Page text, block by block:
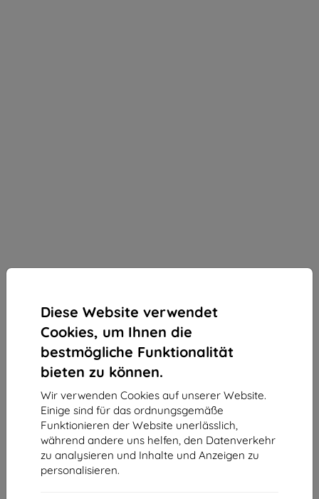
Diese Website verwendet
Cookies, um Ihnen die
bestmögliche Funktionalität
bieten zu können.
Wir verwenden Cookies auf unserer Website.
Einige sind für das ordnungsgemäße
Funktionieren der Website unerlässlich,
während andere uns helfen, den Datenverkehr
zu analysieren und Inhalte und Anzeigen zu
personalisieren.
3MK StratCore700 mehrschichtiger Schutzfilm für
Apple iPhone 12
Geeignet für: Apple iPhone 12
22,90 €
20,61 €